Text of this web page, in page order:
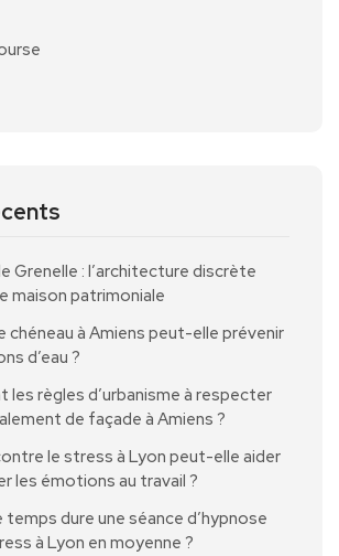
Grenelle : l’architecture discrète
maison patrimoniale
chéneau à Amiens peut-elle prévenir
d’eau ?
les règles d’urbanisme à respecter
de façade à Amiens ?
le stress à Lyon peut-elle aider
les émotions au travail ?
dure une séance d’hypnose
à Lyon en moyenne ?